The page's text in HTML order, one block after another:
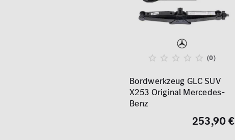
(0)
Bordwerkzeug GLC SUV
X253 Original Mercedes-
Benz
253,90 €